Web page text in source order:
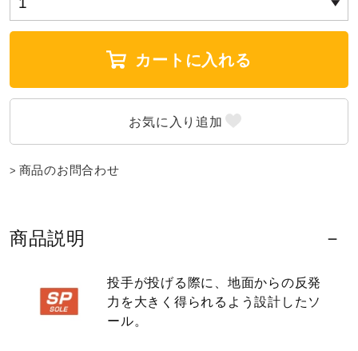
寝具／ミズノスリープ
サポーター
ジュニア／キッズ
メディカル
カートに入れる
商品のお問合わせ
商品説明
投手が投げる際に、地面からの反発
力を大きく得られるよう設計したソ
ール。